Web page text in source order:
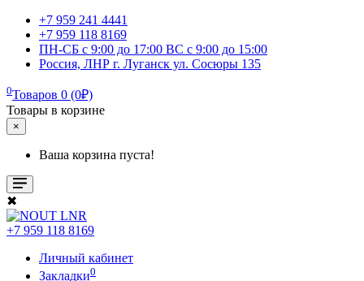
+7 959 241 4441
+7 959 118 8169
ПН-СБ с 9:00 до 17:00 ВС с 9:00 до 15:00
Россия, ЛНР г. Луганск ул. Сосюры 135
0Товаров 0 (0₽)
Товары в корзине
×
Ваша корзина пуста!
✖
+7 959 118 8169
Личный кабинет
Закладки0